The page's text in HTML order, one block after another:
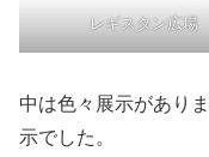
レギスタン広場
中は色々展示があり
示でした。